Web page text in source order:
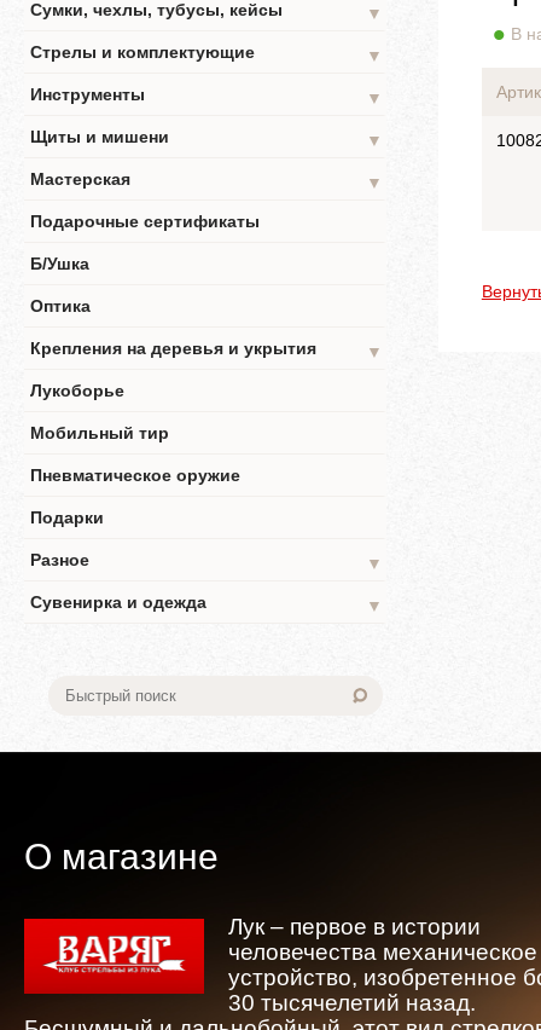
Сумки, чехлы, тубусы, кейсы
▼
Стрелы и комплектующие
▼
Инструменты
▼
Щиты и мишени
▼
Мастерская
▼
Подарочные сертификаты
Б/Ушка
Оптика
Крепления на деревья и укрытия
▼
Лукоборье
Мобильный тир
Пневматическое оружие
Подарки
Разное
▼
Сувенирка и одежда
▼
В
О магазине
Лук – первое в истории
человечества механическое
устройство, изобретенное
30 тысячелетий назад.